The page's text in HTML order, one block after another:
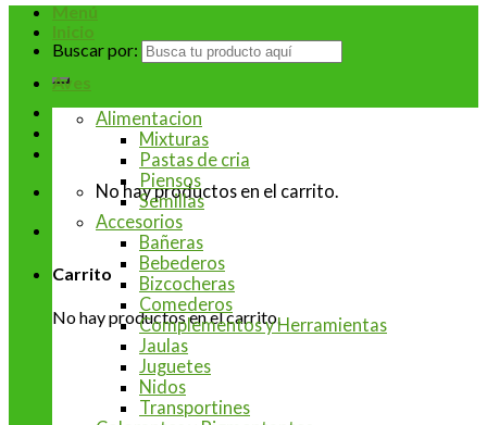
Menú
Buscar por:
No hay productos en el carrito.
Carrito
No hay productos en el carrito.
Inicio
Aves
Alimentacion
Mixturas
Pastas de cria
Piensos
Semillas
Accesorios
Bañeras
Bebederos
Bizcocheras
Comederos
Complementos y Herramientas
Jaulas
Juguetes
Nidos
Transportines